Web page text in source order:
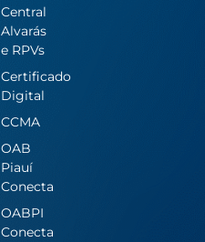
Central
Alvarás
e RPVs
Certificado
Digital
CCMA
OAB
Piauí
Conecta
OABPI
Conecta